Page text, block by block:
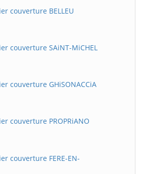
couverture BELLEU
couverture SAiNT-MiCHEL
couverture GHiSONACCiA
couverture PROPRiANO
couverture FERE-EN-